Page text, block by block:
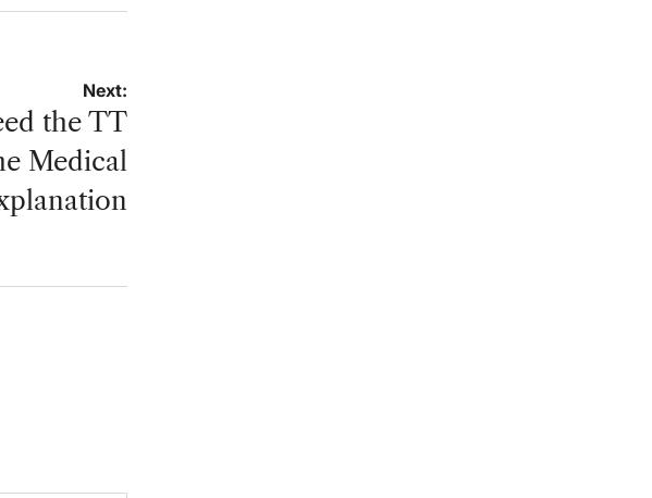
Next:
the TT
Medical